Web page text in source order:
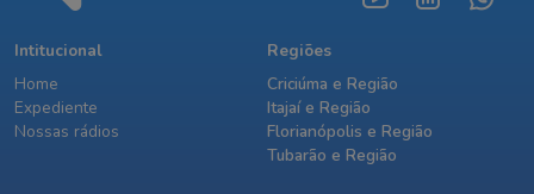
Intitucional
Home
Expediente
Nossas rádios
Regiões
Criciúma e Região
Itajaí e Região
Florianópolis e Região
Tubarão e Região